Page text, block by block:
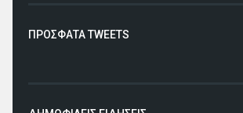
ΠΡΟΣΦΑΤΑ TWEETS